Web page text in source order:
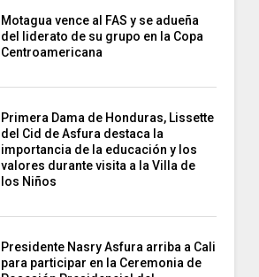
Motagua vence al FAS y se adueña
del liderato de su grupo en la Copa
Centroamericana
Primera Dama de Honduras, Lissette
del Cid de Asfura destaca la
importancia de la educación y los
valores durante visita a la Villa de
los Niños
Presidente Nasry Asfura arriba a Cali
para participar en la Ceremonia de